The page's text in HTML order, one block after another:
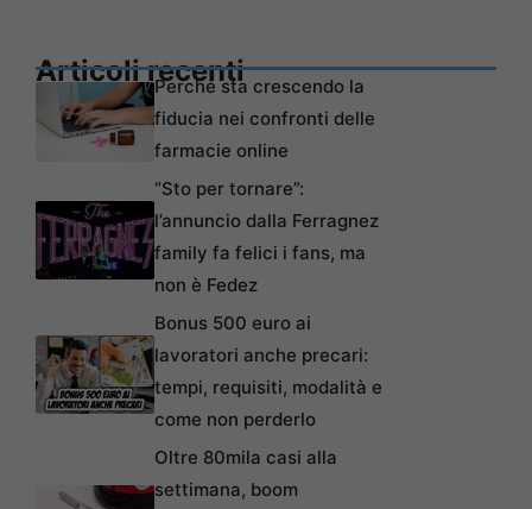
Articoli recentiPerché sta crescendo la
fiducia nei confronti delle
farmacie online
“Sto per tornare”:
l’annuncio dalla Ferragnez
family fa felici i fans, ma
non è Fedez
Bonus 500 euro ai
lavoratori anche precari:
tempi, requisiti, modalità e
come non perderlo
Oltre 80mila casi alla
settimana, boom